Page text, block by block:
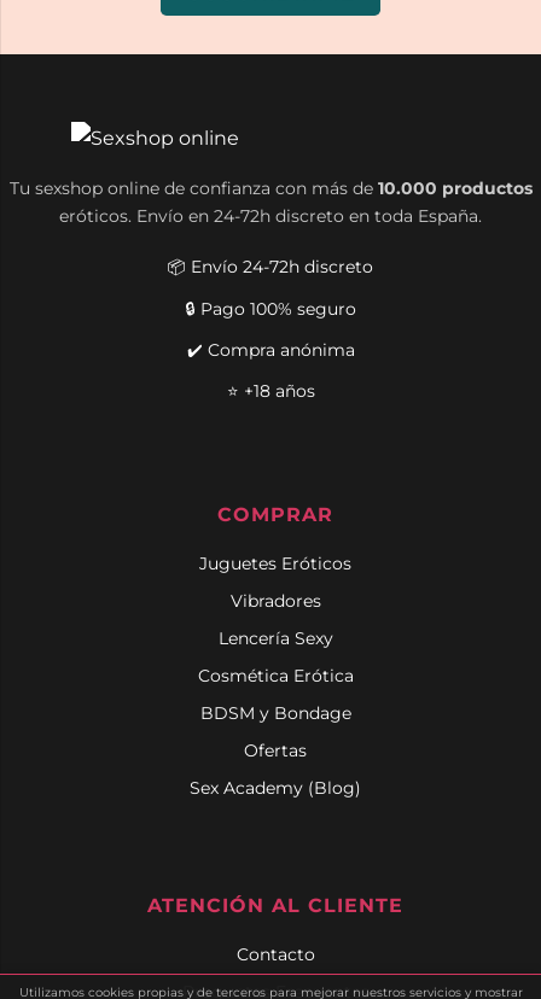
Utilizamos cookies propias y de terceros para mejorar nuestros servicios y mostrar
Tu sexshop online de confianza con más de 10.000 productos
eróticos. Envío en 24-72h discreto en toda España.
📦 Envío 24-72h discreto
🔒 Pago 100% seguro
✔️ Compra anónima
⭐ +18 años
COMPRAR
Juguetes Eróticos
Vibradores
Lencería Sexy
Cosmética Erótica
BDSM y Bondage
Ofertas
Sex Academy (Blog)
ATENCIÓN AL CLIENTE
Contacto
Preguntas Frecuentes